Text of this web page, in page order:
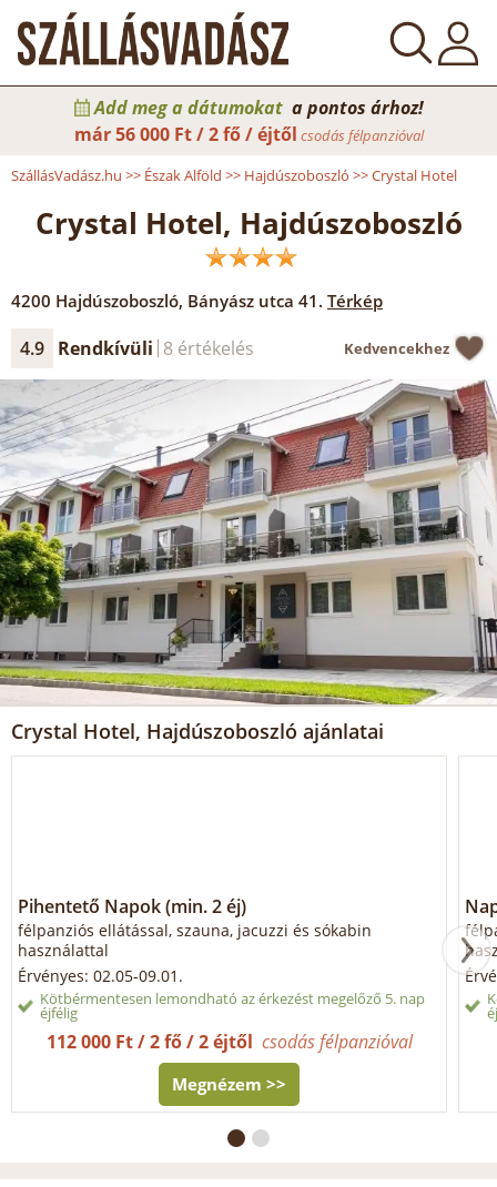
Add meg a dátumokat a pontos árhoz!
már56 000 Ft / 2 fő / éjtől csodás félpanzióval
SzállásVadász.hu >> Észak Alföld >> Hajdúszoboszló >>Crystal Hotel
Crystal Hotel, Hajdúszoboszló
4200 Hajdúszoboszló, Bányász utca 41. Térkép
4.9 Rendkívüli 8 értékelés Kedvencekhez
Crystal Hotel, Hajdúszoboszló ajánlatai
Pihentető Napok (min. 2 éj)
félpanziós ellátással, szauna, jacuzzi és sókabin
használattal
Érvényes: 02.05-09.01.
Kötbérmentesen lemondható az érkezést megelőző 5. nap
éjfélig
112 000 Ft / 2 fő / 2 éjtől csodás félpanzióval
Megnézem >>